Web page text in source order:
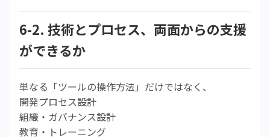
6-2. 技術とプロセス、両面からの支援
ができるか
単なる「ツールの操作方法」だけではなく、
開発プロセス設計
組織・ガバナンス設計
教育・トレーニング